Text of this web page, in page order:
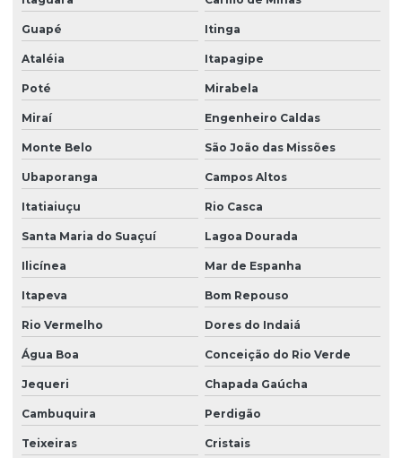
Guapé Itinga
Ataléia Itapagipe
Poté Mirabela
Miraí Engenheiro Caldas
Monte Belo São João das Missões
Ubaporanga Campos Altos
Itatiaiuçu Rio Casca
Santa Maria do Suaçuí Lagoa Dourada
Ilicínea Mar de Espanha
Itapeva Bom Repouso
Rio Vermelho Dores do Indaiá
Água Boa Conceição do Rio Verde
Jequeri Chapada Gaúcha
Cambuquira Perdigão
Teixeiras Cristais